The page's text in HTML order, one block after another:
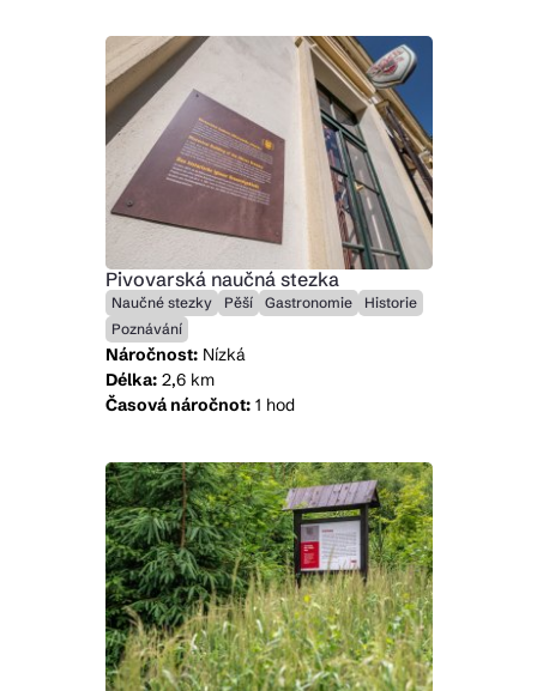
Pivovarská naučná stezka
Naučné stezky Pěší Gastronomie
Historie
Poznávání
Náročnost:Nízká
Délka:2,6 km
Časová náročnot:1 hod